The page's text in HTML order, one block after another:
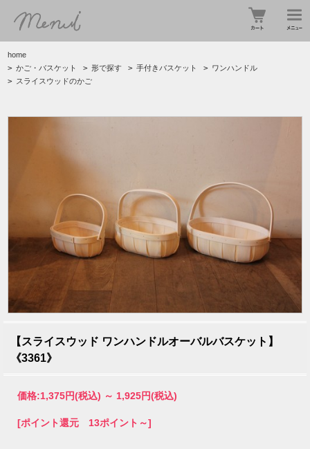
home
> かご・バスケット > 形で探す > 手付きバスケット > ワンハンドル
> スライスウッドのかご
【スライスウッド ワンハンドルオーバルバスケット】
《3361》
価格:1,375円(税込) ～ 1,925円(税込)
[ポイント還元 13ポイント～]